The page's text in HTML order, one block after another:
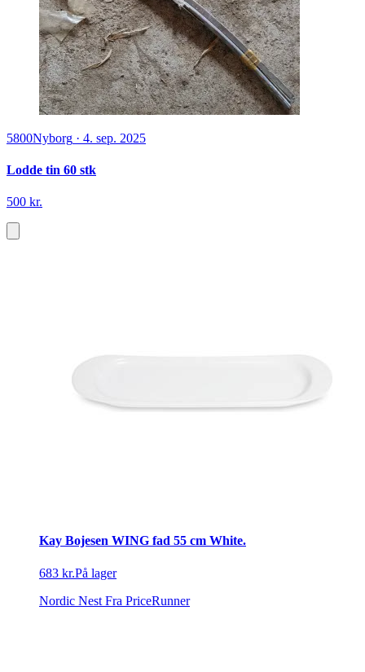
5800Nyborg · 4. sep. 2025
Lodde tin 60 stk
500 kr.
Kay Bojesen WING fad 55 cm White.
683 kr.På lager
Nordic Nest Fra PriceRunner